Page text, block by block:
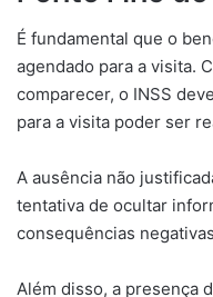
É fundamental que o
agendado para a visita.
comparecer, o INSS
para a visita poder ser
A ausência não
tentativa de ocultar
consequências
Além disso, a presença